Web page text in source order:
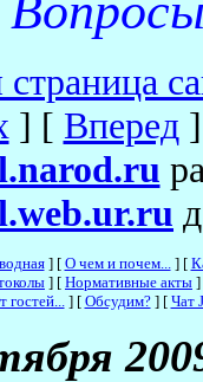
страница
] [ Вперед ]
] [ О чем и почем...] [
] [ Нормативные акты ]
гостей...] [ Обсудим?] [ Чат